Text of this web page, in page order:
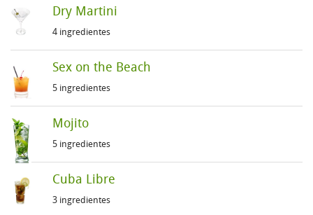
Dry Martini
4 ingredientes
Sex on the Beach
5 ingredientes
Mojito
5 ingredientes
Cuba Libre
3 ingredientes